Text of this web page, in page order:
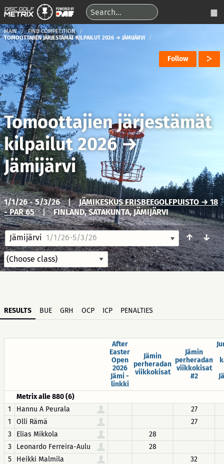
MAIN
FIND COMPETITION
TOMOOTTAJIEN JÄRJESTÄMÄT KILPAILUT 2026 → JÄMIJÄRVI
Follow
Tomoottajien järjestämät
kilpailut 2026→
Jämijärvi
1/1/26 - 5/3/26 |
JÄMIKESKUS FRISBEEGOLFPUISTO → 18
- PAR 65
| FINLAND, SATAKUNTA, JÄMIJÄRVI
Jämijärvi 1/1/26-5/3/26 ↑ ↓
RESULTS BUE GRH OCP ICP PENALTIES
After
Easter
Open
2026
Jämi -
linkki
Jämin
perheradan
viikkokisat
Jämin
perheradan
viikkokisat
#2
Metrix alle 880 (6)
1
Hannu A Peurala
27
1
Olli Rämä
27
3
Elias Mikkola
28
3
Leonardo Ferreira-Aulu
28
5
Heikki Malmila
32